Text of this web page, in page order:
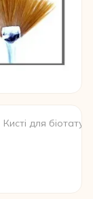
Кисті для біотату